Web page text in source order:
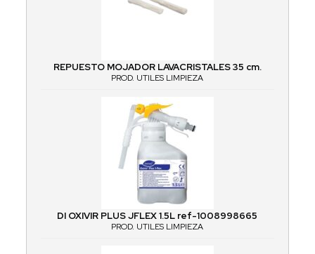
REPUESTO MOJADOR LAVACRISTALES 35 cm.
PROD. UTILES LIMPIEZA
DI OXIVIR PLUS JFLEX 1.5L ref-1008998665
PROD. UTILES LIMPIEZA